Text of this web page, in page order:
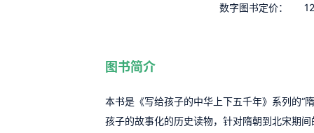
数字图书定价：
图书简介
本书是《写给孩子的中华上下五千年》系列的“
孩子的故事化的历史读物，针对隋朝到北宋期